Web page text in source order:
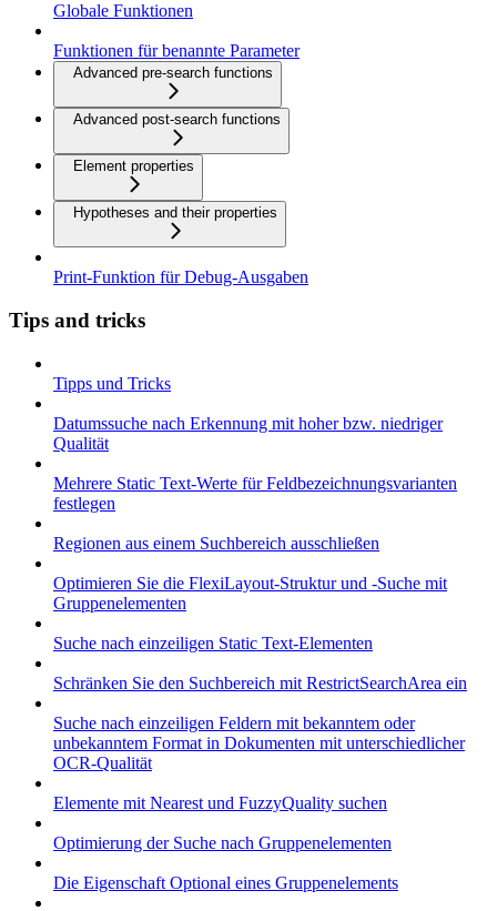
Globale Funktionen
Funktionen für benannte Parameter
Advanced pre-search functions
Advanced post-search functions
Element properties
Hypotheses and their properties
Print-Funktion für Debug-Ausgaben
Tips and tricks
Tipps und Tricks
Datumssuche nach Erkennung mit hoher bzw. niedriger
Qualität
Mehrere Static Text-Werte für Feldbezeichnungsvarianten
festlegen
Regionen aus einem Suchbereich ausschließen
Optimieren Sie die FlexiLayout-Struktur und -Suche mit
Gruppenelementen
Suche nach einzeiligen Static Text-Elementen
Schränken Sie den Suchbereich mit RestrictSearchArea ein
Suche nach einzeiligen Feldern mit bekanntem oder
unbekanntem Format in Dokumenten mit unterschiedlicher
OCR-Qualität
Elemente mit Nearest und FuzzyQuality suchen
Optimierung der Suche nach Gruppenelementen
Die Eigenschaft Optional eines Gruppenelements